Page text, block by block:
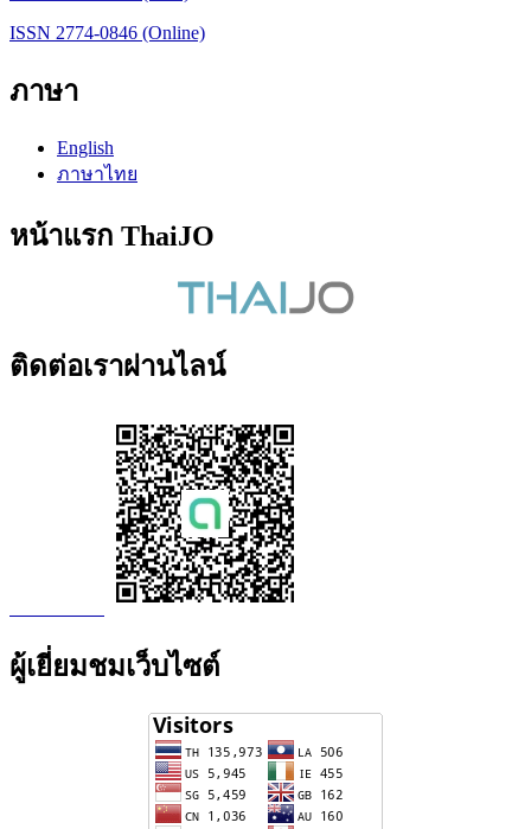
ISSN 2774-0846 (Online)
ภาษา
English
ภาษาไทย
หน้าแรก ThaiJO
ติดต่อเราผ่านไลน์
ผู้เยี่ยมชมเว็บไซต์